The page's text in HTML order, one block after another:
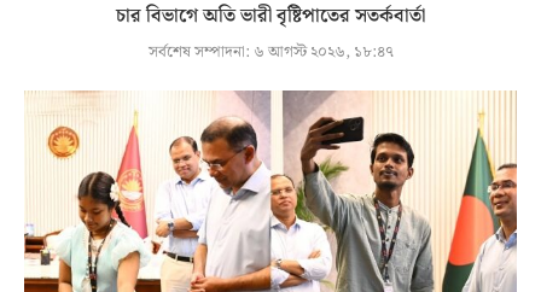
চার বিভাগে অতি ভারী বৃষ্টিপাতের সতর্কবার্তা
সর্বশেষ সম্পাদনা: ৬ আগস্ট ২০২৬, ১৮:৪৭